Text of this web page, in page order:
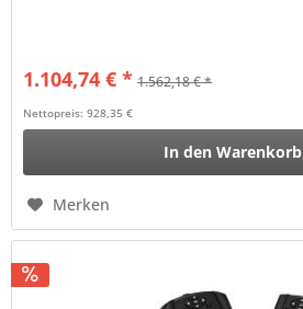
1.104,74 € * 1.562,18 € *
Nettopreis: 928,35 €
In den Warenkorb
Merken